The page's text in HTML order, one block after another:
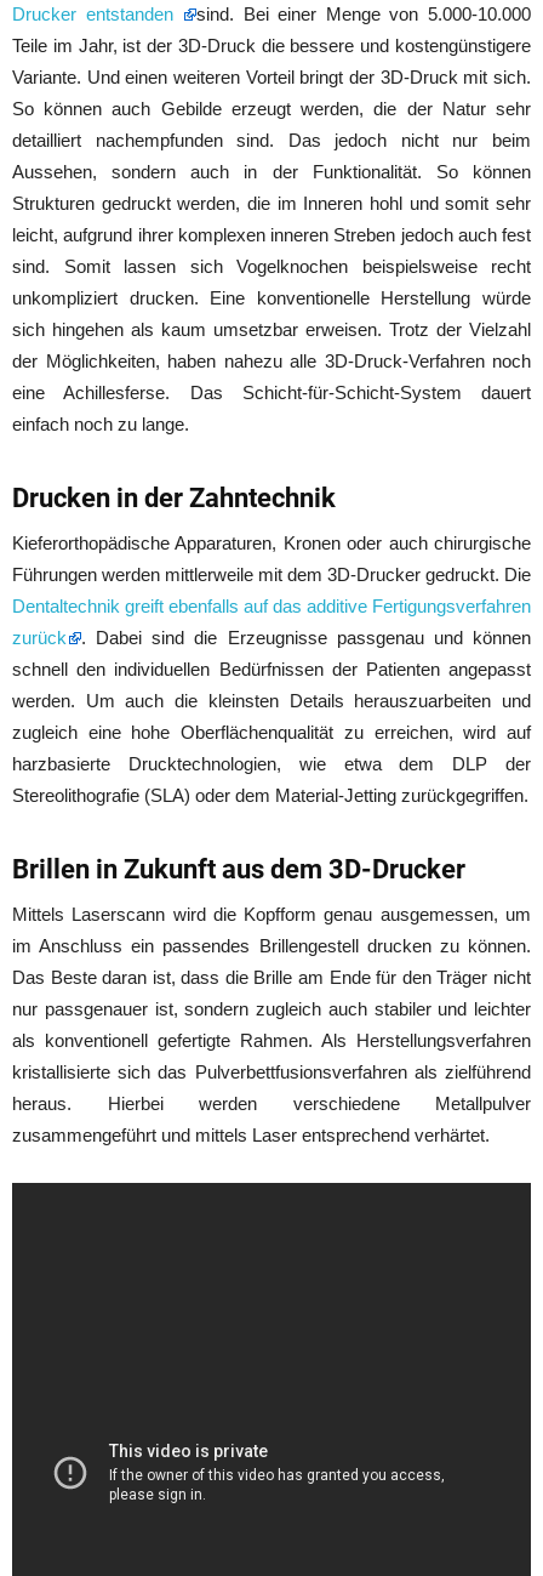
Drucker entstanden
sind. Bei einer Menge von 5.000-10.000
Teile im Jahr, ist der 3D-Druck die bessere und kostengünstigere
Variante. Und einen weiteren Vorteil bringt der 3D-Druck mit sich.
So können auch Gebilde erzeugt werden, die der Natur sehr
detailliert nachempfunden sind. Das jedoch nicht nur beim
Aussehen, sondern auch in der Funktionalität. So können
Strukturen gedruckt werden, die im Inneren hohl und somit sehr
leicht, aufgrund ihrer komplexen inneren Streben jedoch auch fest
sind. Somit lassen sich Vogelknochen beispielsweise recht
unkompliziert drucken. Eine konventionelle Herstellung würde
sich hingehen als kaum umsetzbar erweisen. Trotz der Vielzahl
der Möglichkeiten, haben nahezu alle 3D-Druck-Verfahren noch
eine Achillesferse. Das Schicht-für-Schicht-System dauert
einfach noch zu lange.
Drucken in der Zahntechnik
Kieferorthopädische Apparaturen, Kronen oder auch chirurgische
Führungen werden mittlerweile mit dem 3D-Drucker gedruckt. Die
Dentaltechnik greift ebenfalls auf das additive Fertigungsverfahren
zurück
. Dabei sind die Erzeugnisse passgenau und können
schnell den individuellen Bedürfnissen der Patienten angepasst
werden. Um auch die kleinsten Details herauszuarbeiten und
zugleich eine hohe Oberflächenqualität zu erreichen, wird auf
harzbasierte Drucktechnologien, wie etwa dem DLP der
Stereolithografie (SLA) oder dem Material-Jetting zurückgegriffen.
Brillen in Zukunft aus dem 3D-Drucker
Mittels Laserscann wird die Kopfform genau ausgemessen, um
im Anschluss ein passendes Brillengestell drucken zu können.
Das Beste daran ist, dass die Brille am Ende für den Träger nicht
nur passgenauer ist, sondern zugleich auch stabiler und leichter
als konventionell gefertigte Rahmen. Als Herstellungsverfahren
kristallisierte sich das Pulverbettfusionsverfahren als zielführend
heraus. Hierbei werden verschiedene Metallpulver
zusammengeführt und mittels Laser entsprechend verhärtet.